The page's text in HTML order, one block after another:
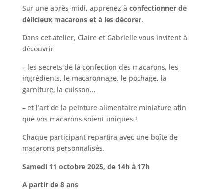
Sur une après-midi, apprenez à confectionner de
délicieux macarons et à les décorer.
Dans cet atelier, Claire et Gabrielle vous invitent à
découvrir
– les secrets de la confection des macarons, les
ingrédients, le macaronnage, le pochage, la
garniture, la cuisson…
– et l’art de la peinture alimentaire miniature afin
que vos macarons soient uniques !
Chaque participant repartira avec une boîte de
macarons personnalisés.
Samedi 11 octobre 2025, de 14h à 17h
A partir de 8 ans